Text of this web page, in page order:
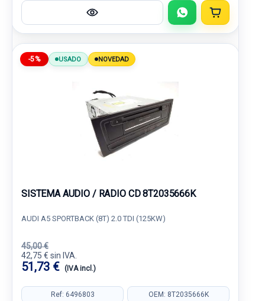
-5% USADO NOVEDAD
SISTEMA AUDIO / RADIO CD 8T2035666K
AUDI A5 SPORTBACK (8T) 2.0 TDI (125KW)
45,00 €
42,75 € sin IVA.
51,73 € (IVA incl.)
Ref: 6496803 OEM: 8T2035666K